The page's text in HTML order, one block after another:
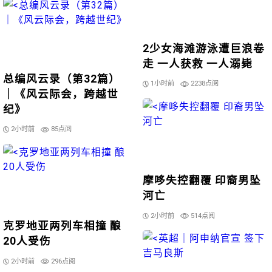
2少女海滩游泳遭巨浪卷
走 一人获救 一人溺毙
1小时前 2238点阅
总编风云录（第32篇）
｜《风云际会，跨越世
纪》
2小时前 85点阅
摩哆失控翻覆 印裔男坠
河亡
2小时前 514点阅
克罗地亚两列车相撞 酿
20人受伤
2小时前 296点阅